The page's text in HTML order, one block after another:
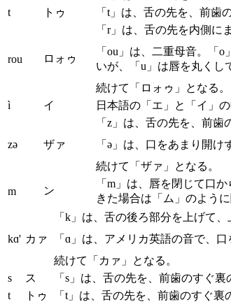
t
トゥ 「t」は、舌の先を、前歯
rou ロォゥ
「r」は、舌の先を内側に
「ou」は、二重母音。「
いが、「u」は唇を丸くし
続けて「ロォゥ」となる。
ì
イ 日本語の「エ」と「イ」
zə ザァ
「z」は、舌の先を、前
「ə」は、口をあまり開け
続けて「ザァ」となる。
m ン
「m」は、唇を閉じて口
きた場合は「ム」のように
kɑ' カァ
「k」は、舌の後ろ部分を上げて
「ɑ」は、アメリカ英語の音で、
続けて「カァ」となる。
s
ス
「s」は、舌の先を、前歯のすぐ
t
トゥ 「t」は、舌の先を、前歯のすぐ